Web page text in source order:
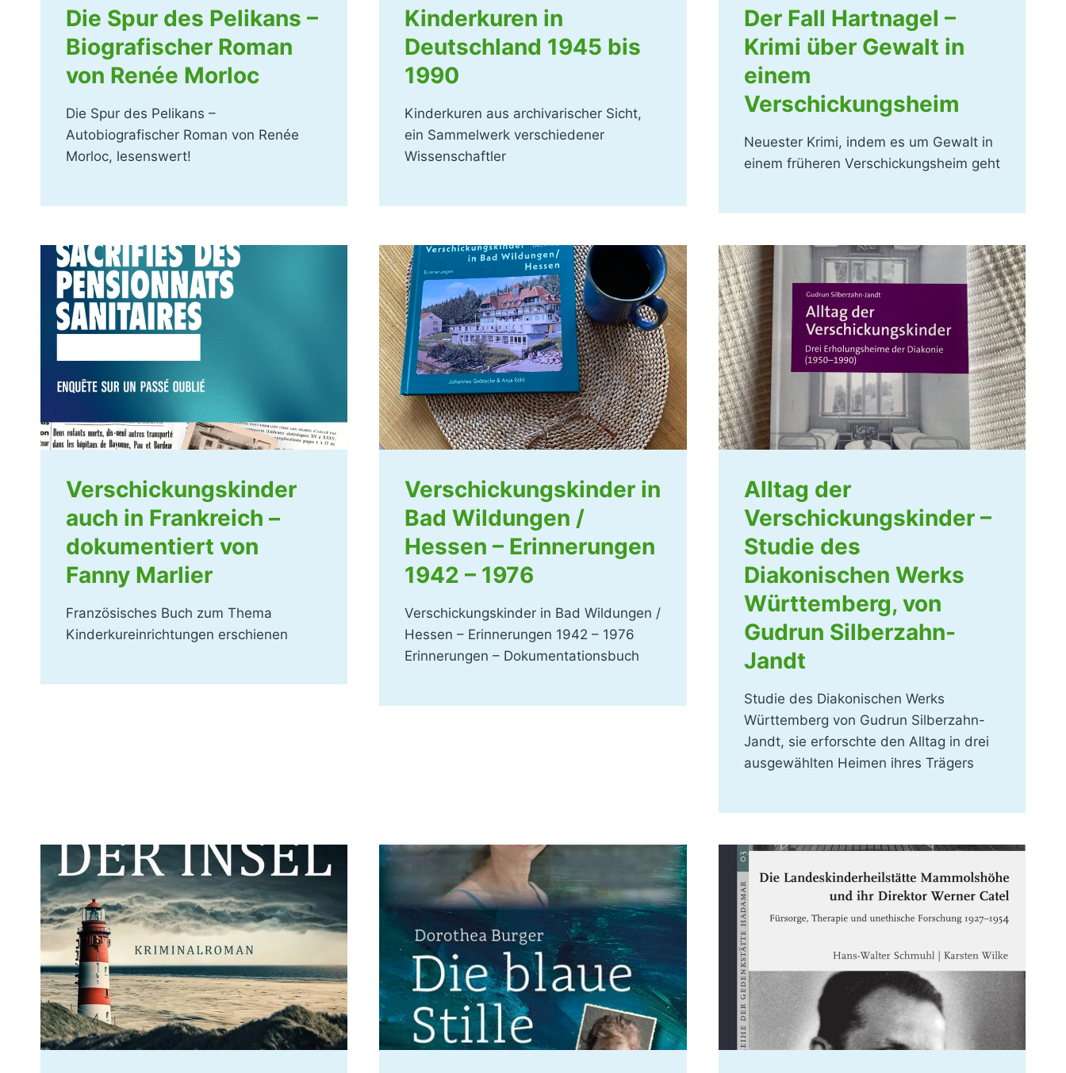
Die Spur des Pelikans –
Biografischer Roman
von Renée Morloc
Die Spur des Pelikans –
Autobiografischer Roman von Renée
Morloc, lesenswert!
Kinderkuren in
Deutschland 1945 bis
1990
Kinderkuren aus archivarischer Sicht,
ein Sammelwerk verschiedener
Wissenschaftler
Der Fall Hartnagel –
Krimi über Gewalt in
einem
Verschickungsheim
Neuester Krimi, indem es um Gewalt in
einem früheren Verschickungsheim geht
Verschickungskinder
auch in Frankreich –
dokumentiert von
Fanny Marlier
Französisches Buch zum Thema
Kinderkureinrichtungen erschienen
Verschickungskinder in
Bad Wildungen /
Hessen – Erinnerungen
1942 – 1976
Verschickungskinder in Bad Wildungen /
Hessen – Erinnerungen 1942 – 1976
Erinnerungen – Dokumentationsbuch
Alltag der
Verschickungskinder –
Studie des
Diakonischen Werks
Württemberg, von
Gudrun Silberzahn-
Jandt
Studie des Diakonischen Werks
Württemberg von Gudrun Silberzahn-
Jandt, sie erforschte den Alltag in drei
ausgewählten Heimen ihres Trägers